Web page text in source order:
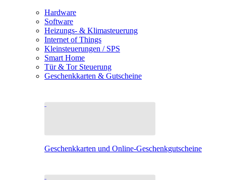
Hardware
Software
Heizungs- & Klimasteuerung
Internet of Things
Kleinsteuerungen / SPS
Smart Home
Tür & Tor Steuerung
Geschenkkarten & Gutscheine
Geschenkkarten und Online-Geschenkgutscheine